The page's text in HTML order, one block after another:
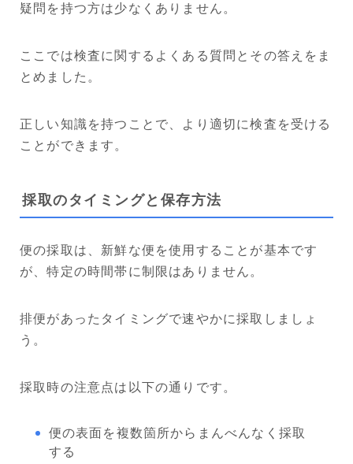
疑問を持つ方は少なくありません。
ここでは検査に関するよくある質問とその答えをま
とめました。
正しい知識を持つことで、より適切に検査を受ける
ことができます。
採取のタイミングと保存方法
便の採取は、新鮮な便を使用することが基本です
が、特定の時間帯に制限はありません。
排便があったタイミングで速やかに採取しましょ
う。
採取時の注意点は以下の通りです。
便の表面を複数箇所からまんべんなく採取
する